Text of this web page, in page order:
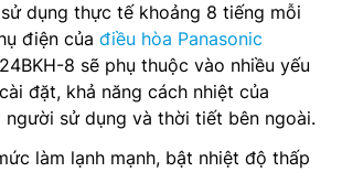
dụng thực tế khoảng 8 tiếng mỗi
điện của điều hòa Panasonic
8 sẽ phụ thuộc vào nhiều yếu
đặt, khả năng cách nhiệt của
người sử dụng và thời tiết bên ngoài.
làm lạnh mạnh, bật nhiệt độ thấp